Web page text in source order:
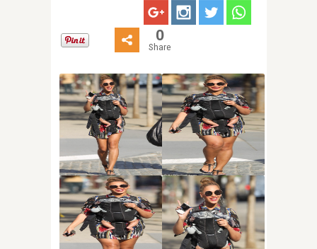
0
Share